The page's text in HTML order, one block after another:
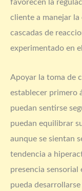
favorecen la
cliente a manejar
cascadas de
experimentado en
Apoyar la toma de
establecer primero
puedan sentirse
puedan equilibrar
aunque se sientan
tendencia a
presencia sensorial
pueda